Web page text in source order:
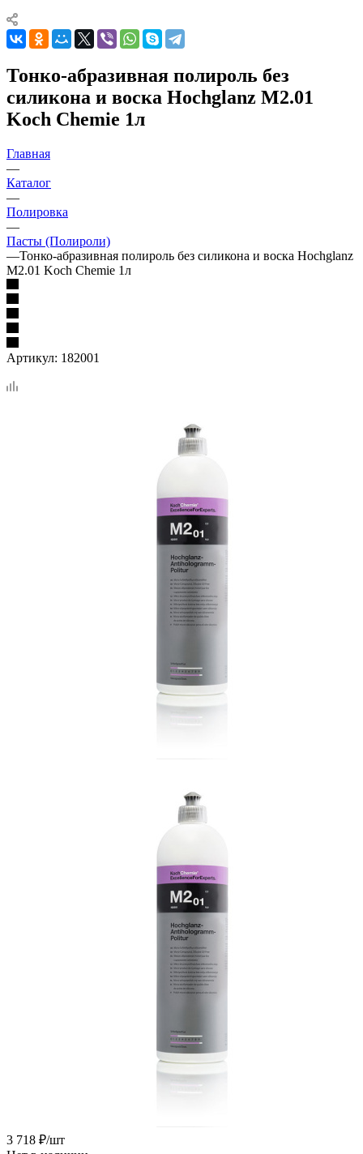
Тонко-абразивная полироль без
силикона и воска Hochglanz M2.01
Koch Chemie 1л
Главная
—
Каталог
—
Полировка
—
Пасты (Полироли)
—Тонко-абразивная полироль без силикона и воска Hochglanz
M2.01 Koch Chemie 1л
Артикул: 182001
3 718 ₽/шт